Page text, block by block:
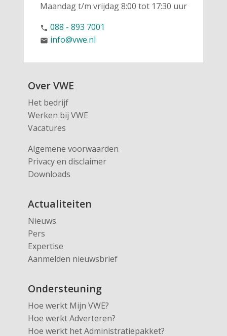
Maandag t/m vrijdag 8:00 tot 17:30 uur
phone 088 - 893 7001
email info@vwe.nl
Over VWE
Het bedrijf
Werken bij VWE
Vacatures
Algemene voorwaarden
Privacy en disclaimer
Downloads
Actualiteiten
Nieuws
Pers
Expertise
Aanmelden nieuwsbrief
Ondersteuning
Hoe werkt Mijn VWE?
Hoe werkt Adverteren?
Hoe werkt het Administratiepakket?